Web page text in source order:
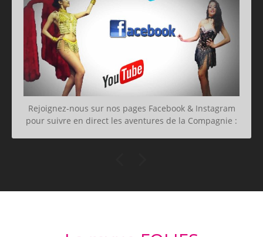
Rejoignez-nous sur nos pages Facebook & Instagram
pour suivre en direct les aventures de la Compagnie :
Notre Facebook Fantasmagic Notre Instagram